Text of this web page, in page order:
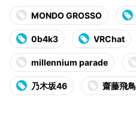
MONDO GROSSO
0b4k3 VRChat
millennium parade
乃木坂46 齋藤飛鳥